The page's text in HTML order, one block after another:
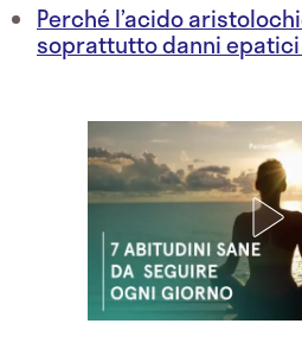
Perché l’acido
soprattutto danni